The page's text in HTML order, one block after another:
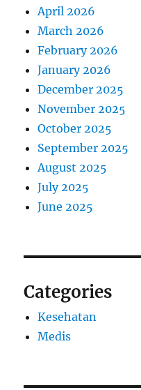
April 2026
March 2026
February 2026
January 2026
December 2025
November 2025
October 2025
September 2025
August 2025
July 2025
June 2025
Categories
Kesehatan
Medis